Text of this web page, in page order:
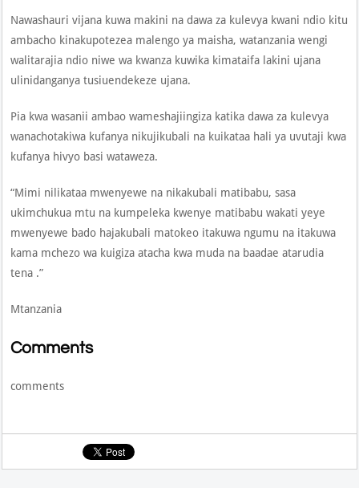
Nawashauri vijana kuwa makini na dawa za kulevya kwani ndio kitu
ambacho kinakupotezea malengo ya maisha, watanzania wengi
walitarajia ndio niwe wa kwanza kuwika kimataifa lakini ujana
ulinidanganya tusiuendekeze ujana.
Pia kwa wasanii ambao wameshajiingiza katika dawa za kulevya
wanachotakiwa kufanya nikujikubali na kuikataa hali ya uvutaji kwa
kufanya hivyo basi wataweza.
“Mimi nilikataa mwenyewe na nikakubali matibabu, sasa
ukimchukua mtu na kumpeleka kwenye matibabu wakati yeye
mwenyewe bado hajakubali matokeo itakuwa ngumu na itakuwa
kama mchezo wa kuigiza atacha kwa muda na baadae atarudia
tena .”
Mtanzania
Comments
comments